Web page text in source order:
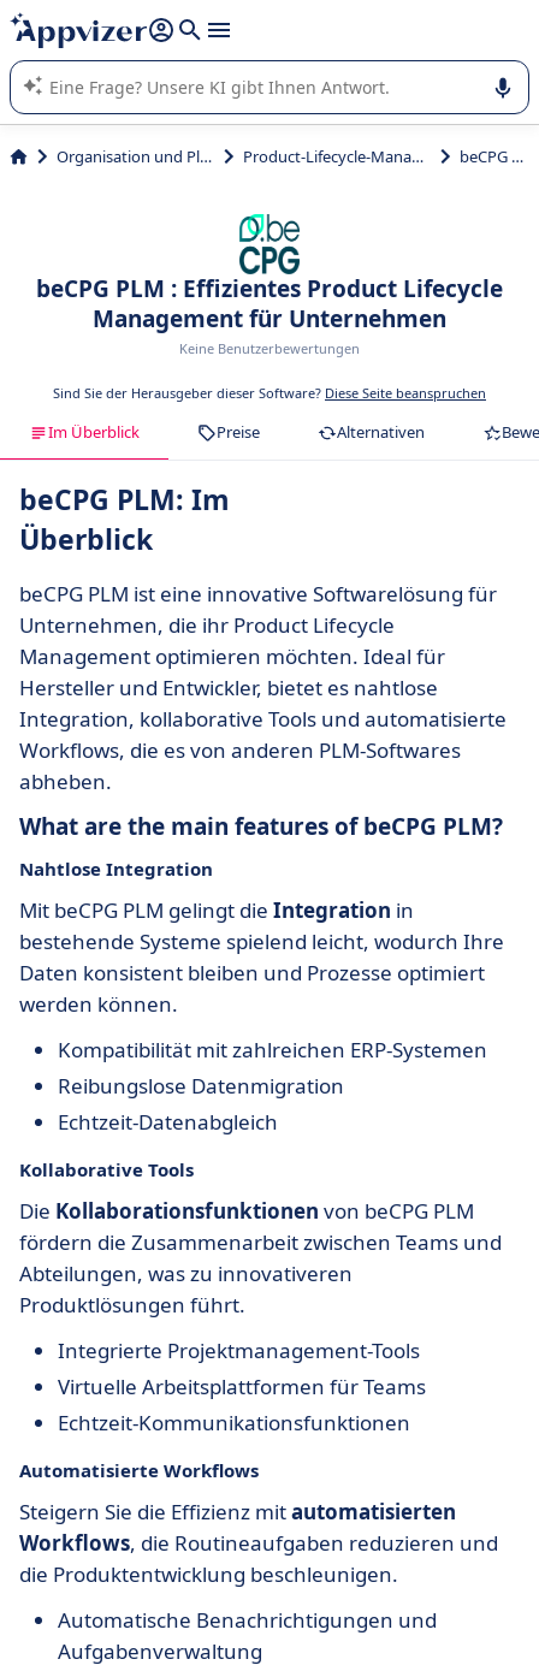
beantworten (mehrere Zeilen mit
Die KI von Appvizer führt Sie bei der Nutzung oder Auswahl
von SaaS-Software in Unternehmen.
Organisation und Planung Product-Lifecycle-Management beCPG PLM
beCPG PLM : Effizientes Product Lifecycle
Management für Unternehmen
Keine Benutzerbewertungen
Sind Sie der Herausgeber dieser Software? Diese Seite beanspruchen
Im Überblick Preise Alternativen
beCPG PLM: Im
Überblick
beCPG PLM ist eine innovative Softwarelösung für
Unternehmen, die ihr Product Lifecycle
Management optimieren möchten. Ideal für
Hersteller und Entwickler, bietet es nahtlose
Integration, kollaborative Tools und automatisierte
Workflows, die es von anderen PLM-Softwares
abheben.
What are the main features of beCPG PLM?
Nahtlose Integration
Mit beCPG PLM gelingt die Integration in
bestehende Systeme spielend leicht, wodurch Ihre
Daten konsistent bleiben und Prozesse optimiert
werden können.
Kompatibilität mit zahlreichen ERP-Systemen
Reibungslose Datenmigration
Echtzeit-Datenabgleich
Kollaborative Tools
Die Kollaborationsfunktionen von beCPG PLM
fördern die Zusammenarbeit zwischen Teams und
Abteilungen, was zu innovativeren
Produktlösungen führt.
Integrierte Projektmanagement-Tools
Virtuelle Arbeitsplattformen für Teams
Echtzeit-Kommunikationsfunktionen
Automatisierte Workflows
Steigern Sie die Effizienz mitautomatisierten
Workflows, die Routineaufgaben reduzieren und
die Produktentwicklung beschleunigen.
Automatische Benachrichtigungen und
Aufgabenverwaltung